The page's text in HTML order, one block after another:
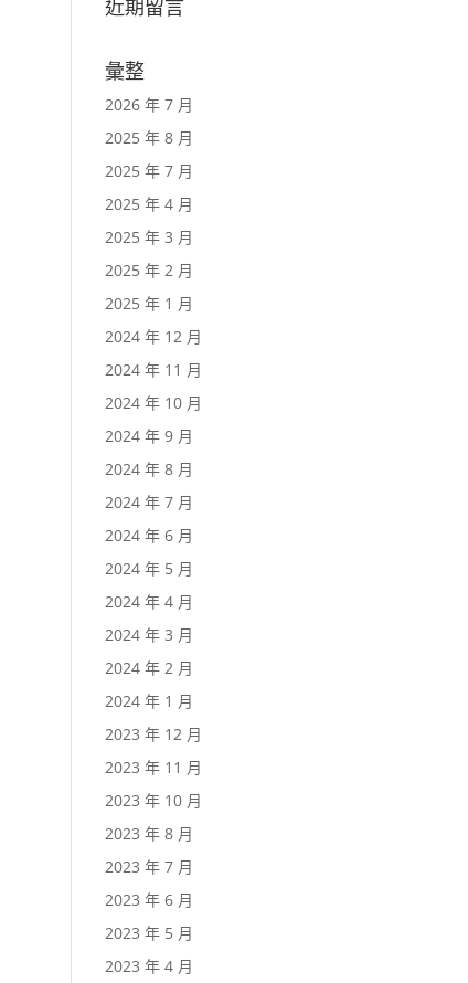
近期留言
彙整
2026 年 7 月
2025 年 8 月
2025 年 7 月
2025 年 4 月
2025 年 3 月
2025 年 2 月
2025 年 1 月
2024 年 12 月
2024 年 11 月
2024 年 10 月
2024 年 9 月
2024 年 8 月
2024 年 7 月
2024 年 6 月
2024 年 5 月
2024 年 4 月
2024 年 3 月
2024 年 2 月
2024 年 1 月
2023 年 12 月
2023 年 11 月
2023 年 10 月
2023 年 8 月
2023 年 7 月
2023 年 6 月
2023 年 5 月
2023 年 4 月